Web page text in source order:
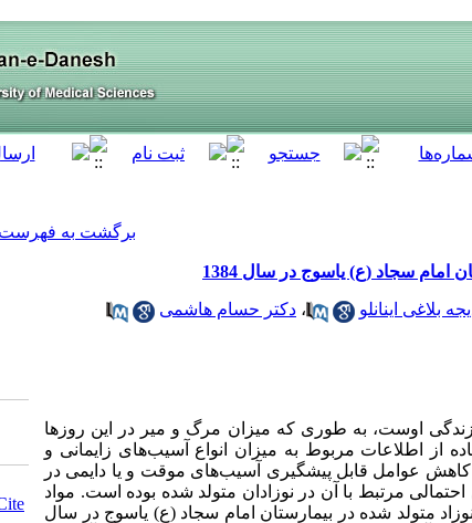
برگشت به فهرست
سجاد (ع) یاسوج در سال 1384
بلاغی اینانلو ، دکتر حسام هاشمی
اوست، به طوری که میزان مرگ و میر در این روزها
از اطلاعات مربوط به میزان انواع آسیب‌های زایمانی و
کاهش عوامل قابل پیشگیری آسیب‌های موقت و یا دایمی‌ در
مرتبط با آن در نوزادان متولد شده بوده است. مواد
وروش‌ها: این یک مطالعه توصیفی به صورت طولی بود که بر روی 2005 نوزاد متولد شده در بیمارستان امام سجاد (ع) یاسوج در سال